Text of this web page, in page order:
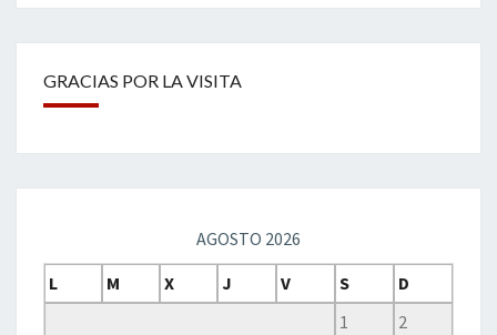
GRACIAS POR LA VISITA
AGOSTO 2026
L
M X J V S
D
1
2